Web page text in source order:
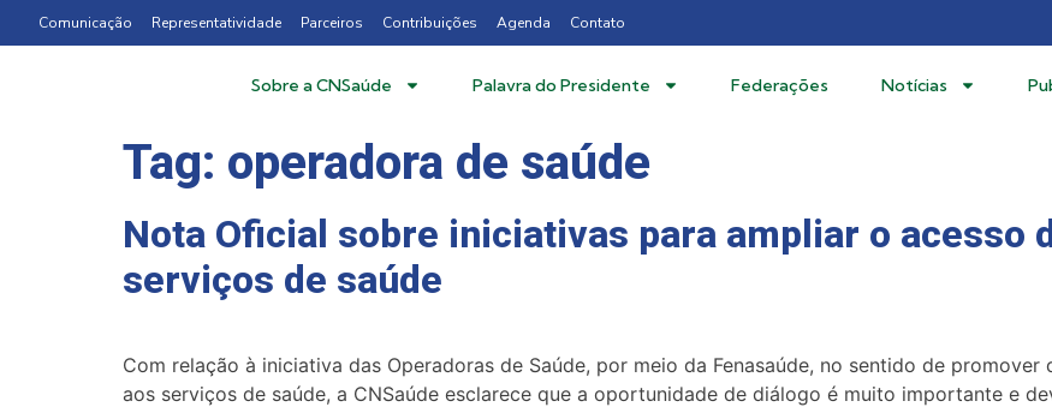
Comunicação Representatividade Parceiros Contribuições Agenda Contato
Sobre a CNSaúde Palavra do Presidente Federações Notícias
Tag: operadora de saúde
Nota Oficial sobre iniciativas para ampliar o acesso
serviços de saúde
Com relação à iniciativa das Operadoras de Saúde, por meio da Fenasaúde, no sentido de
aos serviços de saúde, a CNSaúde esclarece que a oportunidade de diálogo é muito importante e